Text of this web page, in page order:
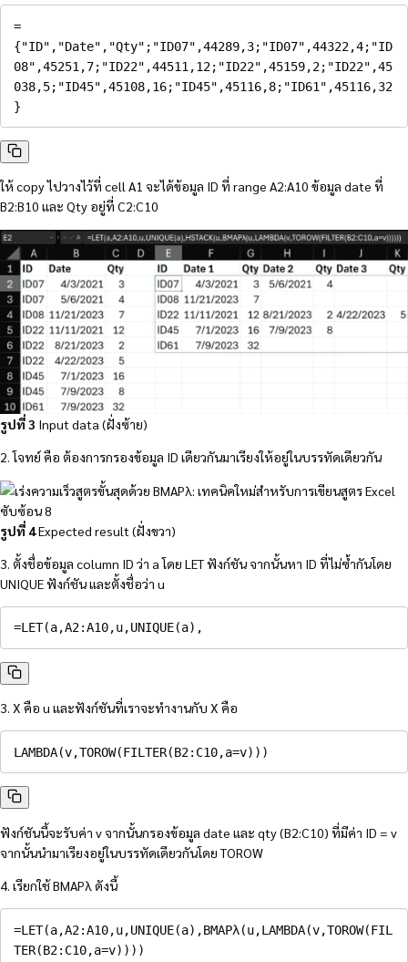
=
{"ID" , "Date" , "Qty" ; "ID07" ,44289,3; "ID07" ,44322,4; "ID
08" ,45251 ,7; "ID22" ,44511 ,12; "ID22" ,45159,2; "ID22" ,45
038,5; "ID45" ,45108,16; "ID45" ,45116,8; "ID61" ,45116,32
}
ให้ copy ไปวางไว้ที่ cell A1 จะได้ข้อมูล ID ที่ range A2:A10 ข้อมูล date ที่
B2:B10 และ Qty อยู่ที่ C2:C10
รูปที่ 3 Input data (ฝั่งซ้าย)
2. โจทย์ คือ ต้องการกรองข้อมูล ID เดียวกันมาเรียงให้อยู่ในบรรทัดเดียวกัน
รูปที่ 4Expected result (ฝั่งขวา)
3. ตั้งชื่อข้อมูล column ID ว่า a โดย LET ฟังก์ชัน จากนั้นหา ID ที่ไม่ซ้ำกันโดย
UNIQUE ฟังก์ชัน และตั้งชื่อว่า u
=LET(a,A2:A10,u,UNIQUE(a) ,
3. X คือ u และฟังก์ชันที่เราจะทำงานกับ X คือ
LAMBDA(v,TOROW(FILTER(B2: C10,a=v) ) )
ฟังก์ชันนี้จะรับค่า v จากนั้นกรองข้อมูล date และ qty (B2:C10) ที่มีค่า ID = v
จากนั้นนำมาเรียงอยู่ในบรรทัดเดียวกันโดย TOROW
4. เรียกใช้ BMAPλ ดังนี้
=LET(a,A2:A10,u,UNIQUE(a) ,BMAPλ(u,LAMBDA(v,TOROW(FIL
TER(B2: C10,a=v) ) ) )